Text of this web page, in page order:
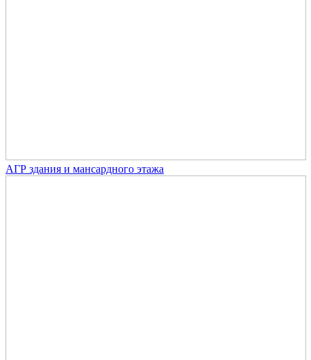
АГР здания и мансардного этажа